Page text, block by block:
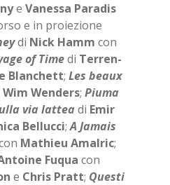
e Va­nes­sa Pa­ra­dis
e in pro­ie­zio­ne
di Nick Hamm con
of Timedi Ter­ren­
Blan­chett; Les beaux
Wim Wen­ders; Piu­ma
via lat­tea di Emir
Bel­luc­ci;A Ja­mais
Ma­thieu Amal­ric;
Fu­qua con
e Chris Pratt; Que­sti